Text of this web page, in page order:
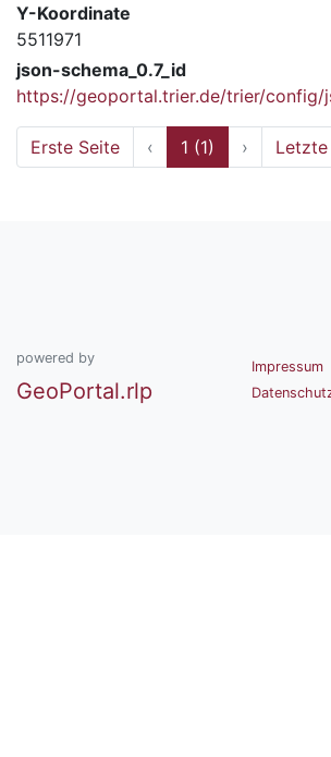
Y-Koordinate
5511971
json-schema_0.7_id
https://geoportal.trier.de/trier/config/
Erste Seite ‹ 1 (1) ›
powered by
GeoPortal.rlp
Impressum